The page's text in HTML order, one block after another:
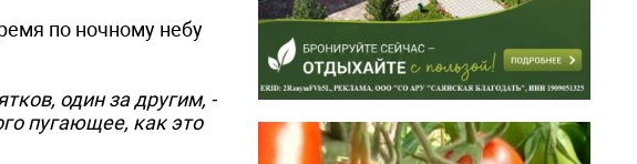
по ночному небу
один за другим, -
пугающее, как это